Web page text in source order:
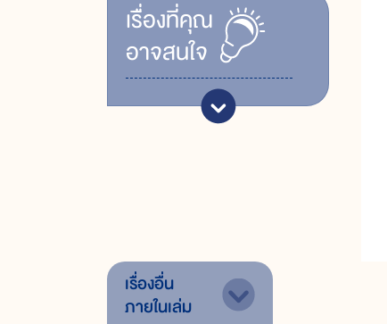
เรื่ิองที่คุณ
อาจสนใจ
เรื่องอื่น
ภายในเล่ม